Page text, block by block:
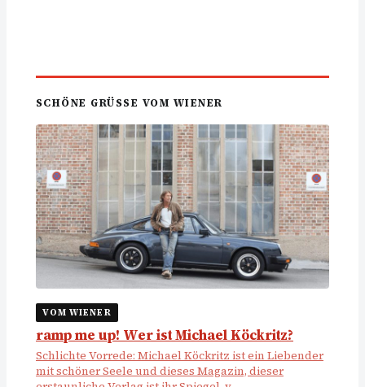
SCHÖNE GRÜSSE VOM WIENER
VOM WIENER
ramp me up! Wer ist Michael Köckritz?
Schlichte Vorrede: Michael Köckritz ist ein Liebender
mit schöner Seele und dieses Magazin, dieser